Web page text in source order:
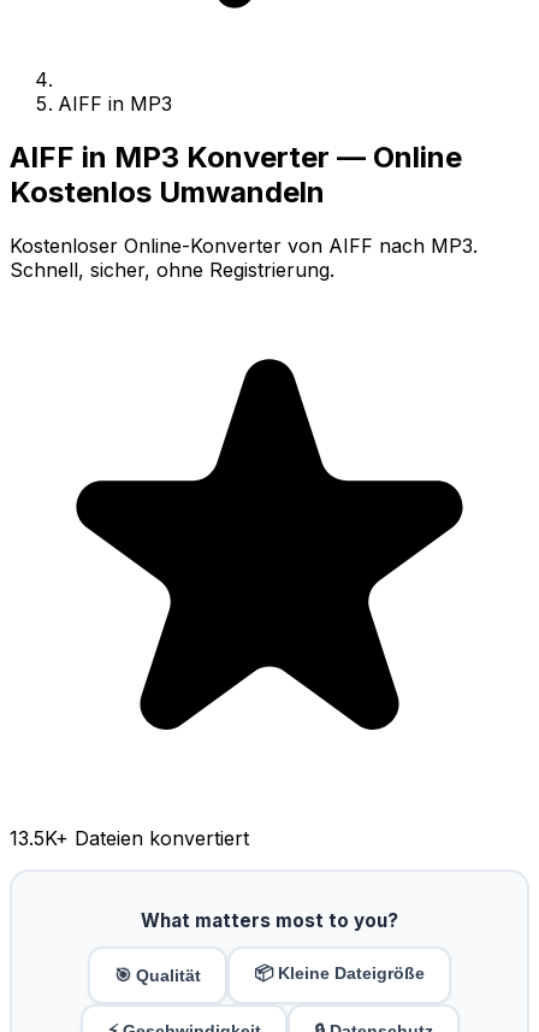
AIFF in MP3
AIFF in MP3 Konverter — Online
Kostenlos Umwandeln
Kostenloser Online-Konverter von AIFF nach MP3.
Schnell, sicher, ohne Registrierung.
13.5K+ Dateien konvertiert
What matters most to you?
🎯 Qualität 📦 Kleine Dateigröße